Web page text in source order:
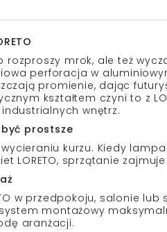
rozproszy mrok, ale też
perforacja w
promienie, dając
kształtem czyni to z
wnętrz.
być prostsze
kurzu. Kiedy
LORETO, sprzątanie
w przedpokoju, salonie
montażowy
aranżacji.